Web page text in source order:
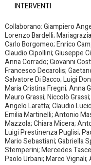
INTERVENTI
Collaborano: Giampiero
Lorenzo Bardelli;
Carlo Borgomeo; Enrico
Claudio Cipollini; Giuseppe
Anna Corrado; Giovanni
Francesco Decarolis;
Salvatore Di Bacco; Luigi
Maria Cristina Fregni; Anna
Mauro Grassi; Niccolò
Angelo Laratta; Claudio
Emilia Martinelli; Antonio
Mazzola; Chiara Micera;
Luigi Prestinenza Puglisi;
Mario Sebastiani; Gabriella
Stemperini; Mercedes
Paolo Urbani; Marco